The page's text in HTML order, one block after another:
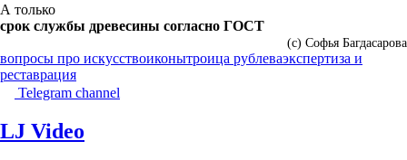
А только
срок службы древесины согласно ГОСТ
(с) Софья Багдасарова
вопросы про искусствоиконытроица рублеваэкспертиза и
реставрация
Telegram channel
LJ Video